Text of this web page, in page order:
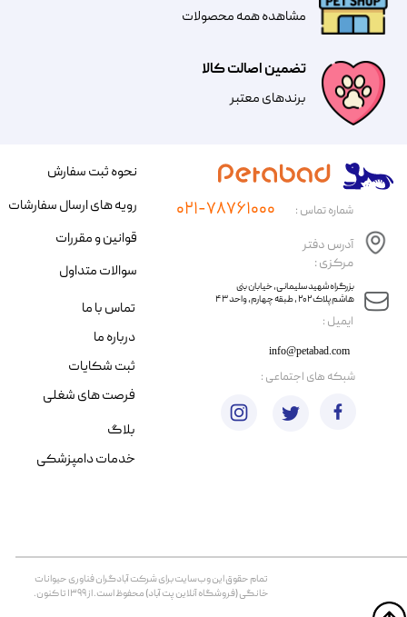
تضمین اصالت کالا
​​برندهای معتبر​​​​​​​
مشاهده همه محصولات
​ایمیل :
آدرس دفتر
مرکزی :
info@petabad.com
​​بزرگراه شهید سلیمانی، خیابان بنی
هاشم پلاک ۲۰۲ ، طبقه چهارم، واحد ۴۳
شماره تماس : ۰۲۱-۷۸۷۶۱۰۰۰
تمام حقوق اين وب‌سايت برای شرکت آبادگران فناوری حیوانات
خانگی (فروشگاه آنلاین پت آباد) محفوظ است. از ۱۳۹۹ تا کنون.
نحوه ثبت سفارش
رویه های ارسال سفارشات
قوانین و مقررات
سوالات متداول
تماس با ما
درباره ما
ثبت شکایات
فرصت های شغلی
​شبکه های اجتماعی :
بلاگ
خدمات دامپزشکی